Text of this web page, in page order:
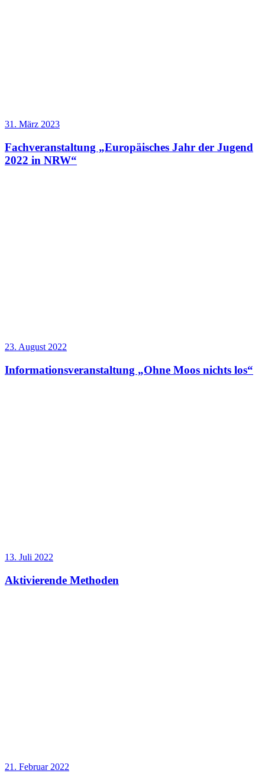
31. März 2023
Fachveranstaltung „Europäisches Jahr der Jugend
2022 in NRW“
23. August 2022
Informationsveranstaltung „Ohne Moos nichts los“
13. Juli 2022
Aktivierende Methoden
21. Februar 2022